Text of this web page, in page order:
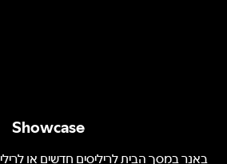
Showcase
באנר במסך הבית לריליסים חדשים או